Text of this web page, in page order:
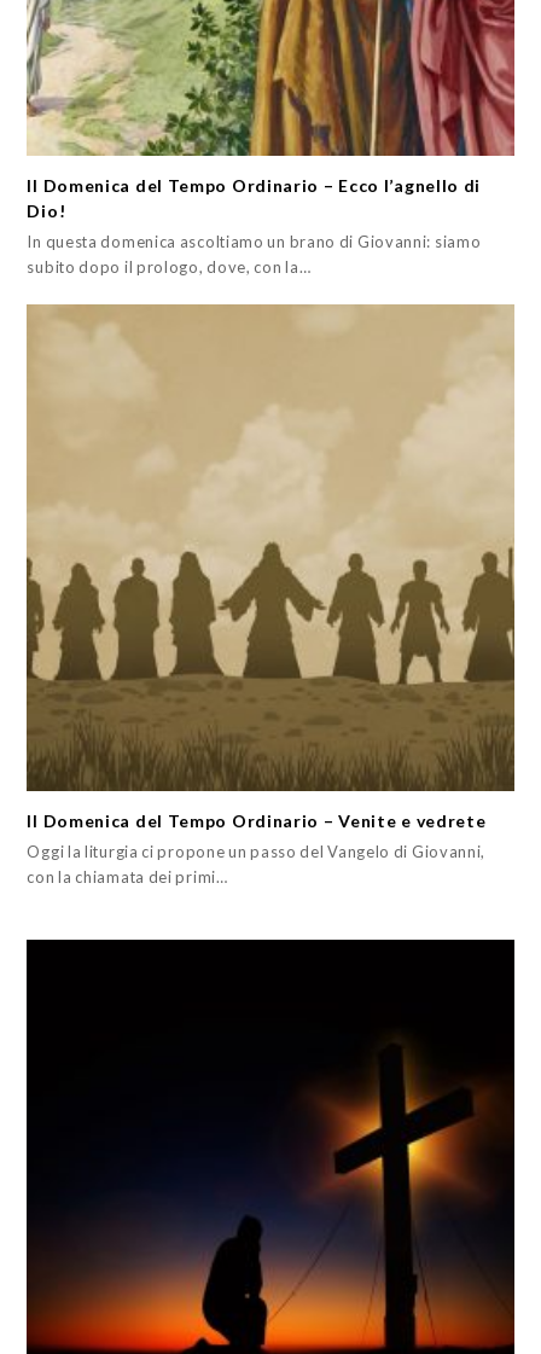
II Domenica del Tempo Ordinario – Ecco l’agnello di
Dio!
In questa domenica ascoltiamo un brano di Giovanni: siamo
subito dopo il prologo, dove, con la…
II Domenica del Tempo Ordinario – Venite e vedrete
Oggi la liturgia ci propone un passo del Vangelo di Giovanni,
con la chiamata dei primi…